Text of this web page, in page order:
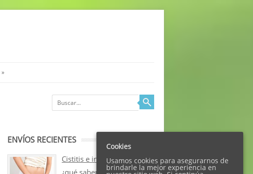
ENVÍOS RECIENTES
Cistitis e incontinencia:
¿qué sabemos sobre ellos?
Cookies
Usamos cookies para asegurarnos de
brindarle la mejor experiencia en